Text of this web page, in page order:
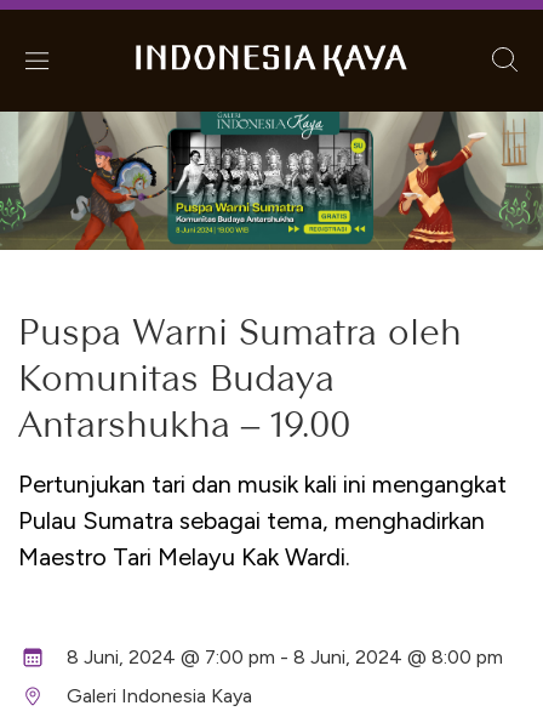
Puspa Warni Sumatra oleh
Komunitas Budaya
Antarshukha – 19.00
Pertunjukan tari dan musik kali ini mengangkat
Pulau Sumatra sebagai tema, menghadirkan
Maestro Tari Melayu Kak Wardi.
8 Juni, 2024 @ 7:00 pm - 8 Juni, 2024 @ 8:00 pm
Galeri Indonesia Kaya